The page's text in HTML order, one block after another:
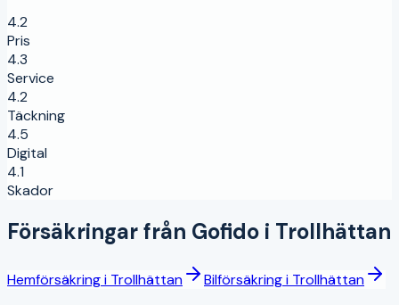
4.2
Pris
4.3
Service
4.2
Täckning
4.5
Digital
4.1
Skador
Försäkringar från Gofido i Trollhättan
Hemförsäkringi Trollhättan Bilförsäkringi Trollhättan